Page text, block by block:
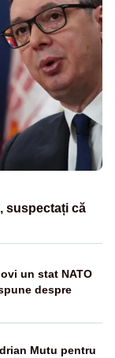
suspectați că
un stat NATO
despre
Mutu pentru